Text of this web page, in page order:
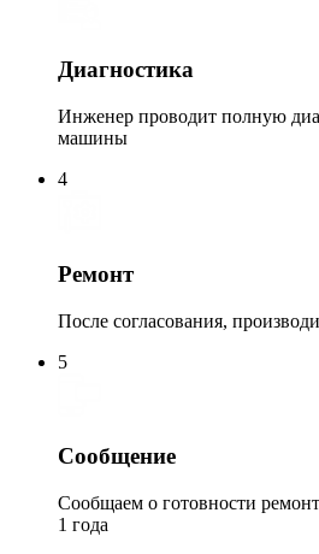
Диагностика
Инженер проводит полную
машины
4
Ремонт
После согласования,
5
Сообщение
Сообщаем о готовности
1 года